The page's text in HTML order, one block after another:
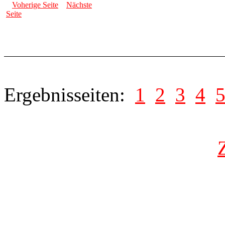
Voherige Seite
Nächste
Seite
Ergebnisseiten: 1 2 3 4 5